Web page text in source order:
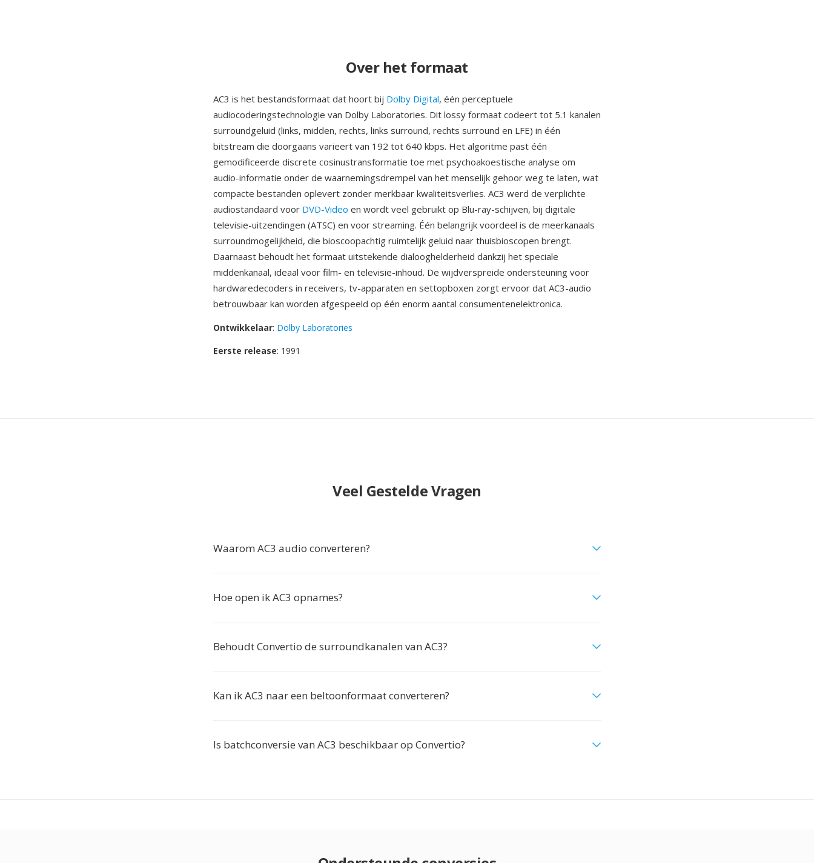
Over het formaat
AC3 is het bestandsformaat dat hoort bij Dolby Digital, één perceptuele
audiocoderingstechnologie van Dolby Laboratories. Dit lossy formaat codeert tot 5.1 kanalen
surroundgeluid (links, midden, rechts, links surround, rechts surround en LFE) in één
bitstream die doorgaans varieert van 192 tot 640 kbps. Het algoritme past één
gemodificeerde discrete cosinustransformatie toe met psychoakoestische analyse om
audio-informatie onder de waarnemingsdrempel van het menselijk gehoor weg te laten, wat
compacte bestanden oplevert zonder merkbaar kwaliteitsverlies. AC3 werd de verplichte
audiostandaard voor DVD-Video en wordt veel gebruikt op Blu-ray-schijven, bij digitale
televisie-uitzendingen (ATSC) en voor streaming. Één belangrijk voordeel is de meerkanaals
surroundmogelijkheid, die bioscoopachtig ruimtelijk geluid naar thuisbioscopen brengt.
Daarnaast behoudt het formaat uitstekende dialooghelderheid dankzij het speciale
middenkanaal, ideaal voor film- en televisie-inhoud. De wijdverspreide ondersteuning voor
hardwaredecoders in receivers, tv-apparaten en settopboxen zorgt ervoor dat AC3-audio
betrouwbaar kan worden afgespeeld op één enorm aantal consumentenelektronica.
Ontwikkelaar: Dolby Laboratories
Eerste release: 1991
Veel Gestelde Vragen
Waarom AC3 audio converteren?
Hoe open ik AC3 opnames?
Behoudt Convertio de surroundkanalen van AC3?
Kan ik AC3 naar een beltoonformaat converteren?
Is batchconversie van AC3 beschikbaar op Convertio?